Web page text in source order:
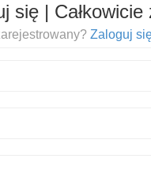
się |
Zaloguj